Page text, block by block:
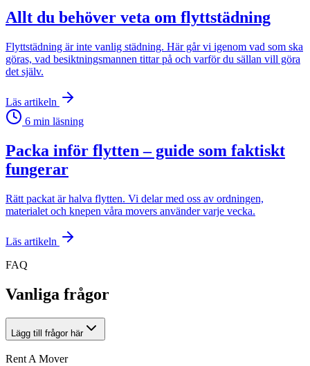
Allt du behöver veta om flyttstädning
Flyttstädning är inte vanlig städning. Här går vi igenom vad som ska
göras, vad besiktningsmannen tittar på och varför du sällan vill göra
det själv.
Läs artikeln
6 min läsning
Packa inför flytten – guide som faktiskt
fungerar
Rätt packat är halva flytten. Vi delar med oss av ordningen,
materialet och knepen våra movers använder varje vecka.
Läs artikeln
FAQ
Vanliga frågor
Lägg till frågor här
Rent A Mover